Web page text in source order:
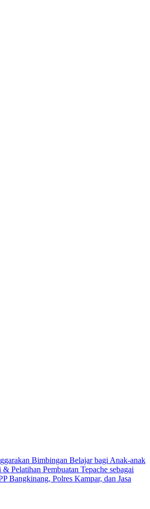
Bimbingan Belajar bagi Anak-anak
Pelatihan Pembuatan Tepache sebagai
Bangkinang, Polres Kampar, dan Jasa